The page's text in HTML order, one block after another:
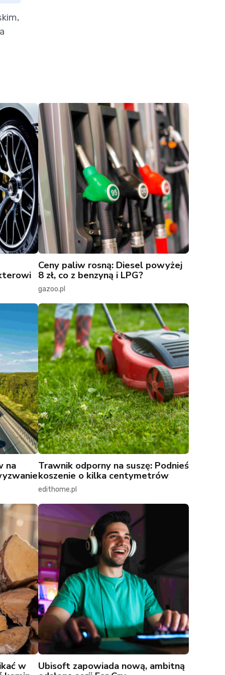
Ceny paliw rosną: Diesel powyżej
8 zł, co z benzyną i LPG?
gazoo.pl
na
Trawnik odporny na suszę: Podnieś
koszenie o kilka centymetrów
edithome.pl
w
Ubisoft zapowiada nową, ambitną